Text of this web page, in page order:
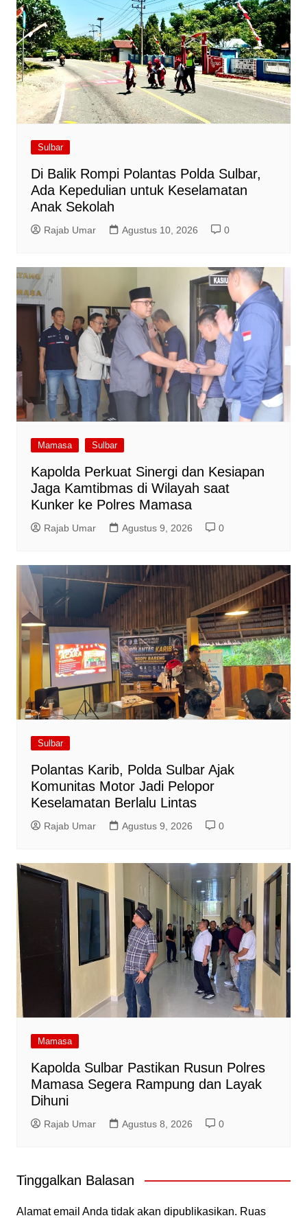
Sulbar
Di Balik Rompi Polantas Polda Sulbar,
Ada Kepedulian untuk Keselamatan
Anak Sekolah
Rajab Umar Agustus 10, 2026 0
Mamasa Sulbar
Kapolda Perkuat Sinergi dan Kesiapan
Jaga Kamtibmas di Wilayah saat
Kunker ke Polres Mamasa
Rajab Umar Agustus 9, 2026 0
Sulbar
Polantas Karib, Polda Sulbar Ajak
Komunitas Motor Jadi Pelopor
Keselamatan Berlalu Lintas
Rajab Umar Agustus 9, 2026 0
Mamasa
Kapolda Sulbar Pastikan Rusun Polres
Mamasa Segera Rampung dan Layak
Dihuni
Rajab Umar Agustus 8, 2026 0
Tinggalkan Balasan
Alamat email Anda tidak akan dipublikasikan. Ruas